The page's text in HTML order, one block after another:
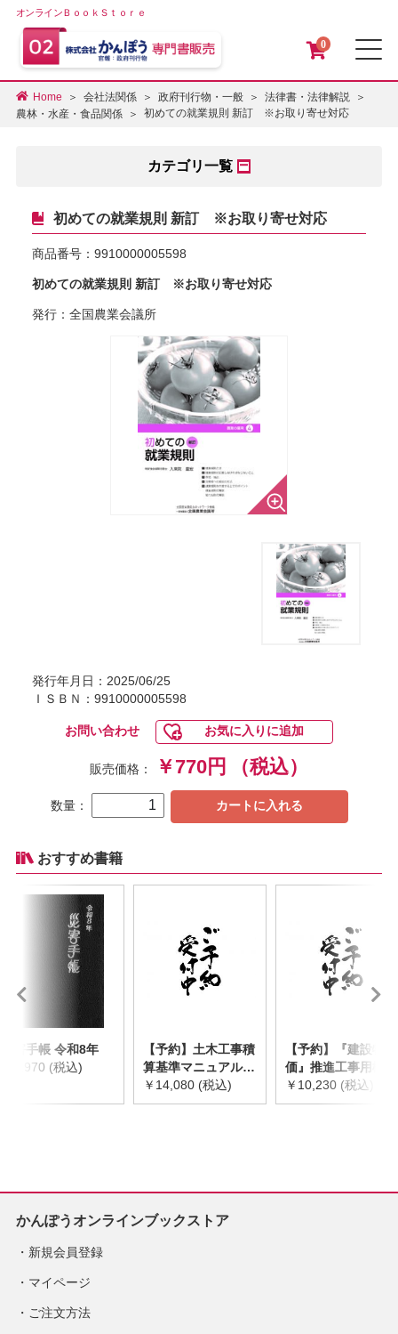
オンラインＢｏｏｋＳｔｏｒｅ
0
Home 会社法関係 政府刊行物・一般
法律書・法律解説
農林・水産・食品関係
初めての就業規則 新訂 ※お取り寄せ対応
カテゴリ一覧
初めての就業規則 新訂 ※お取り寄せ対応
商品番号： 9910000005598
初めての就業規則 新訂 ※お取り寄せ対応
発行：全国農業会議所
発行年月日：2025/06/25
ＩＳＢＮ：9910000005598
お問い合わせ お気に入りに追加
販売価格： ￥770円 （税込）
数量： カートに入れる
おすすめ書籍
災害手帳 令和8年
￥2,970 (税込)
【予約】土木工事積
算基準マニュアル
令和8年度版
※2026年8月下旬発
￥14,080 (税込)
【予約】『建設物
価』推進工事用機械
器具等基礎価格表
2026年度版
￥10,230 (税込)
かんぽうオンラインブックストア
新規会員登録
マイページ
ご注文方法